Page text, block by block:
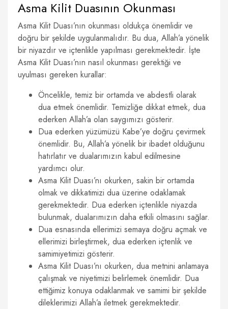
Asma Kilit Duasının Okunması
Asma Kilit Duası’nın okunması oldukça önemlidir ve
doğru bir şekilde uygulanmalıdır. Bu dua, Allah’a yönelik
bir niyazdır ve içtenlikle yapılması gerekmektedir. İşte
Asma Kilit Duası’nın nasıl okunması gerektiği ve
uyulması gereken kurallar:
Öncelikle, temiz bir ortamda ve abdestli olarak
dua etmek önemlidir. Temizliğe dikkat etmek, dua
ederken Allah’a olan saygımızı gösterir.
Dua ederken yüzümüzü Kabe’ye doğru çevirmek
önemlidir. Bu, Allah’a yönelik bir ibadet olduğunu
hatırlatır ve dualarımızın kabul edilmesine
yardımcı olur.
Asma Kilit Duası’nı okurken, sakin bir ortamda
olmak ve dikkatimizi dua üzerine odaklamak
gerekmektedir. Dua ederken içtenlikle niyazda
bulunmak, dualarımızın daha etkili olmasını sağlar.
Dua esnasında ellerimizi semaya doğru açmak ve
ellerimizi birleştirmek, dua ederken içtenlik ve
samimiyetimizi gösterir.
Asma Kilit Duası’nı okurken, dua metnini anlamaya
çalışmak ve niyetimizi belirlemek önemlidir. Dua
ettiğimiz konuya odaklanmak ve samimi bir şekilde
dileklerimizi Allah’a iletmek gerekmektedir.